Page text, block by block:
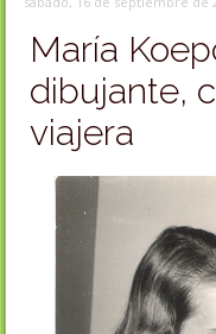
María
dibujante,
viajera